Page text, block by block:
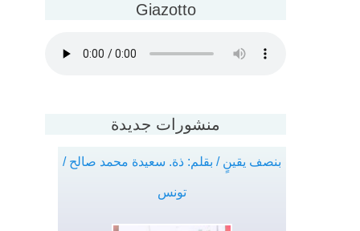
Giazotto
منشورات جديدة
بنصف يقينٍ / بقلم: ذة. سعيدة محمد صالح /
تونس